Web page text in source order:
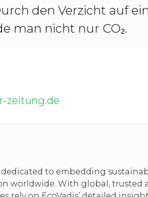
den Verzicht auf
man nicht nur CO₂.
zeitung.de
dedicated to embedding
worldwide. With global, trusted